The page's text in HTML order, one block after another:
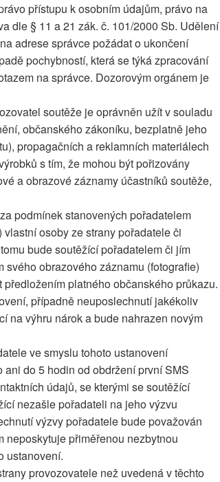
přístupu k osobním údajům, právo na
dle § 11 a 21 zák. č. 101/2000 Sb. Udělení
adrese správce požádat o ukončení
pochybností, která se týká zpracování
na správce. Dozorovým orgánem je
soutěže je oprávněn užít v souladu
občanského zákoníku, bezplatně jeho
propagačních a reklamních materiálech
s tím, že mohou být pořizovány
a obrazové záznamy účastníků soutěže,
podmínek stanovených pořadatelem
osoby ze strany pořadatele či
bude soutěžící pořadatelem či jím
obrazového záznamu (fotografie)
platného občanského průkazu.
případně neuposlechnutí jakékoliv
na výhru nárok a bude nahrazen novým
ve smyslu tohoto ustanovení
do 5 hodin od obdržení první SMS
údajů, se kterými se soutěžící
nezašle pořadateli na jeho výzvu
výzvy pořadatele bude považován
neposkytuje přiměřenou nezbytnou
ustanovení.
provozovatele než uvedená v těchto